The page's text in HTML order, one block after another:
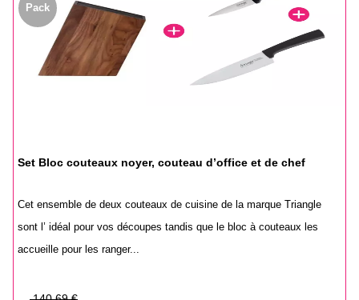
Set Bloc couteaux noyer, couteau d’office et de chef
Cet ensemble de deux couteaux de cuisine de la marque Triangle
sont l’ idéal pour vos découpes tandis que le bloc à couteaux les
accueille pour les ranger...
Prix
Pack